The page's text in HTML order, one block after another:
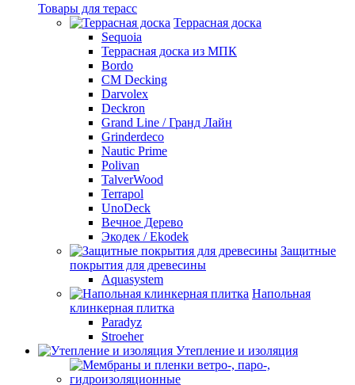
Товары для терасс
Террасная доска
Sequoia
Террасная доска из МПК
Bordo
CM Decking
Darvolex
Deckron
Grand Line / Гранд Лайн
Grinderdeco
Nautic Prime
Polivan
TalverWood
Terrapol
UnoDeck
Вечное Дерево
Экодек / Ekodek
Защитные
покрытия для древесины
Aquasystem
Напольная
клинкерная плитка
Paradyz
Stroeher
Утепление и изоляция